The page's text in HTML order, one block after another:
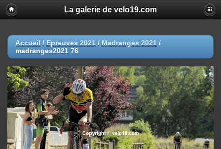
La galerie de velo19.com
Accueil / Epreuves 2021 / Madranges 2021 /
madranges2021 76